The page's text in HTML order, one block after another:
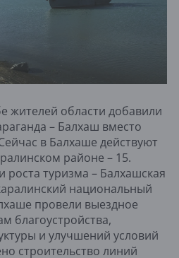
жителей области добавили
– Балхаш вместо
в Балхаше действуют
районе – 15.
туризма – Балхашская
национальный
провели выездное
благоустройства,
и улучшений условий
строительство линий